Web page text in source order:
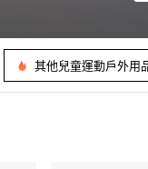
筆記本
兒童泳池玩具
其他兒童運動戶外用